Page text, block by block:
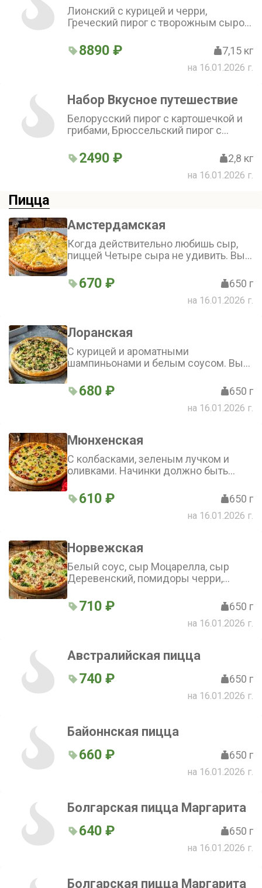
Лионский с курицей и черри,
Греческий пирог с творожным сыром
колбасками, картофелем, оливками и
зеленым лучком, Шведский пирог с
картофелем и копченой грудинкой,
брокколи, Французский пирог с
грушей и сыром Дорблю,
Американский баноффи пай с
бананами, вареным сгущенным
молоком и кофейными сливками,
Польский пирог с творожным сыром
и маком
8890 ₽ 7,15 кг
на 16.01.2026 г.
Набор Вкусное путешествие
Белорусский пирог с картошечкой и
грибами, Брюссельский пирог с
капустой, Американский баноффи пай
2490 ₽ 2,8 кг
на 16.01.2026 г.
Пицца
Амстердамская
Когда действительно любишь сыр,
пиццей Четыре сыра не удивить. Вы
Сыр Моцарелла, сыр Чеддер, сыр
Кавказский, сыр Деревенский, сыр
670 ₽ 650 г
на 16.01.2026 г.
Лоранская
С курицей и ароматными
шампиньонами и белым соусом. Вы
680 ₽ 650 г
на 16.01.2026 г.
Мюнхенская
С колбасками, зеленым лучком и
оливками. Начинки должно быть
невероятная Мюнхенская пицца
610 ₽ 650 г
на 16.01.2026 г.
Норвежская
Белый соус, сыр Моцарелла, сыр
Деревенский, помидоры черри,
Заметили, как много рыбы и брокколи
в пицце? А все потому, что для нашей
пиццы мы не жалеем начинки. Вы
сочетанием красной рыбы и
брокколи
710 ₽ 650 г
на 16.01.2026 г.
Австралийская пицца
740 ₽ 650 г
на 16.01.2026 г.
Байоннская пицца
660 ₽ 650 г
на 16.01.2026 г.
Болгарская пицца Маргарита
640 ₽ 650 г
на 16.01.2026 г.
Болгарская пицца Маргарита